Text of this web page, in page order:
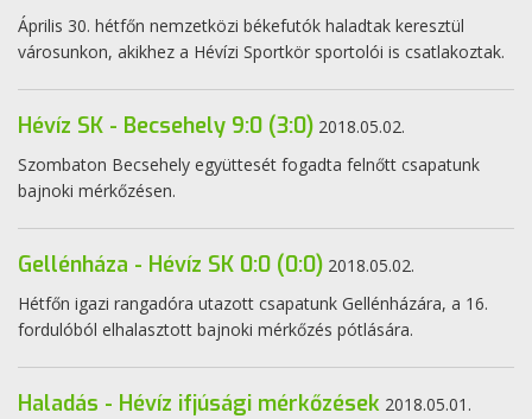
Április 30. hétfőn nemzetközi békefutók haladtak keresztül
városunkon, akikhez a Hévízi Sportkör sportolói is csatlakoztak.
Hévíz SK - Becsehely 9:0 (3:0) 2018.05.02.
Szombaton Becsehely együttesét fogadta felnőtt csapatunk
bajnoki mérkőzésen.
Gellénháza - Hévíz SK 0:0 (0:0) 2018.05.02.
Hétfőn igazi rangadóra utazott csapatunk Gellénházára, a 16.
fordulóból elhalasztott bajnoki mérkőzés pótlására.
Haladás - Hévíz ifjúsági mérkőzések 2018.05.01.